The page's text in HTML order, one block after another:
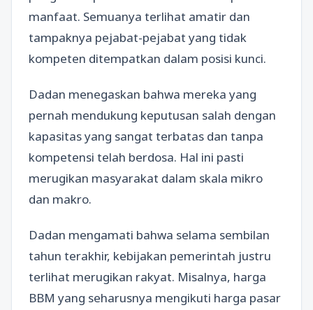
manfaat. Semuanya terlihat amatir dan
tampaknya pejabat-pejabat yang tidak
kompeten ditempatkan dalam posisi kunci.
Dadan menegaskan bahwa mereka yang
pernah mendukung keputusan salah dengan
kapasitas yang sangat terbatas dan tanpa
kompetensi telah berdosa. Hal ini pasti
merugikan masyarakat dalam skala mikro
dan makro.
Dadan mengamati bahwa selama sembilan
tahun terakhir, kebijakan pemerintah justru
terlihat merugikan rakyat. Misalnya, harga
BBM yang seharusnya mengikuti harga pasar